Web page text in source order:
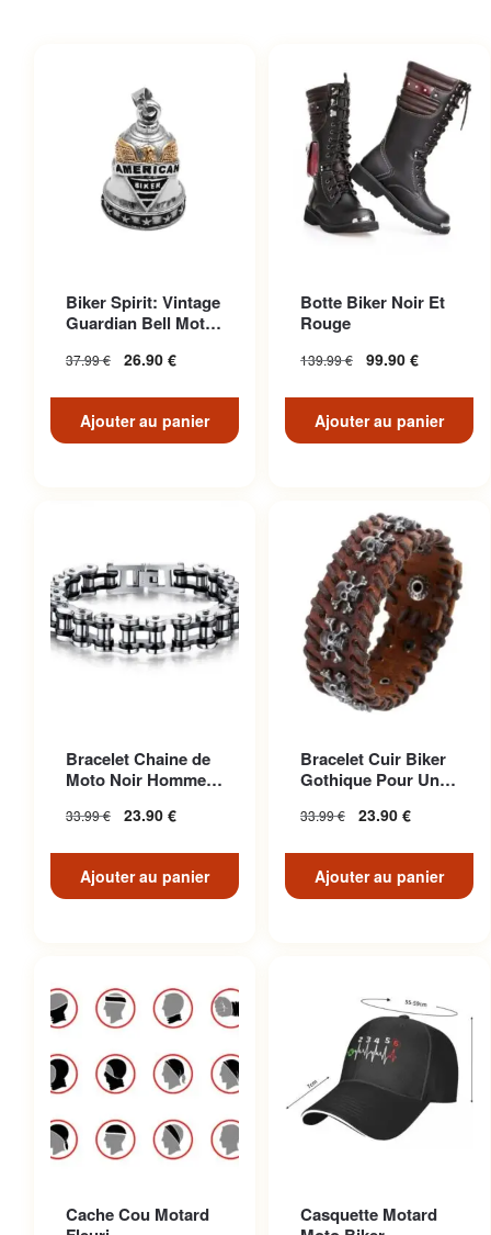
Biker Spirit: Vintage
Guardian Bell Moto
37.99€ 26.90 €
Ajouter au panier
Botte Biker Noir Et
Rouge
139.99€ 99.90 €
Ajouter au panier
Bracelet Chaine de
Moto Noir Homme
33.99€ 23.90 €
Ajouter au panier
Bracelet Cuir Biker
Gothique Pour Un
Unique
33.99€ 23.90 €
Ajouter au panier
Cache Cou Motard
Casquette Motard